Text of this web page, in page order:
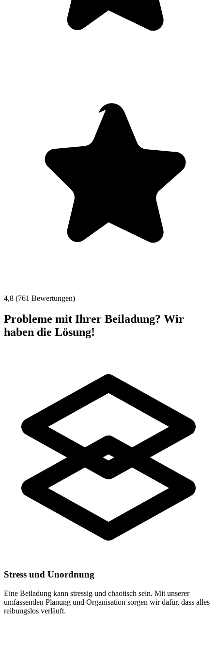
4,8 (761 Bewertungen)
Probleme mit Ihrer Beiladung? Wir
haben die Lösung!
Stress und Unordnung
Eine Beiladung kann stressig und chaotisch sein. Mit unserer
umfassenden Planung und Organisation sorgen wir dafür, dass alles
reibungslos verläuft.